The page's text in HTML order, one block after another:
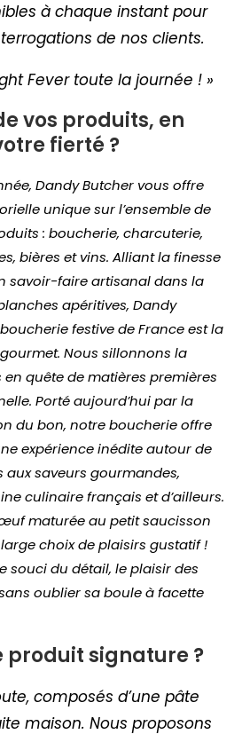
à chaque instant pour
de nos clients.
Fever toute la journée ! »
vos produits, en
fierté ?
Dandy Butcher vous offre
unique sur l’ensemble de
: boucherie, charcuterie,
bières et vins. Alliant la finesse
savoir-faire artisanal dans la
apéritives, Dandy
festive de France est la
Nous sillonnons la
en quête de matières premières
Porté aujourd’hui par la
du bon, notre boucherie offre
expérience inédite autour de
saveurs gourmandes,
culinaire français et d’ailleurs.
maturée au petit saucisson
choix de plaisirs gustatif !
souci du détail, le plaisir des
oublier sa boule à facette
produit signature ?
composés d’une pâte
maison. Nous proposons